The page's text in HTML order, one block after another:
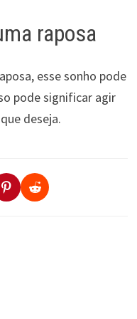
raposa
esse sonho pode
pode significar agir
deseja.